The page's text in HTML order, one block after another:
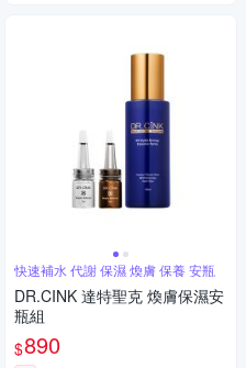
快速補水 代謝 保濕 煥膚 保養 安瓶
DR.CINK 達特聖克 煥膚保濕安
瓶組
$890